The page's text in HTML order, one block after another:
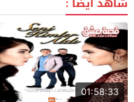
01:58:33